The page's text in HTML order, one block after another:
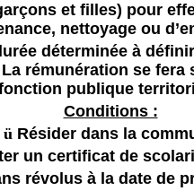
et filles) pour
nettoyage ou
déterminée à
rémunération se fera
publique
Conditions :
ü Résider dans la
un certificat de
révolus à la date de